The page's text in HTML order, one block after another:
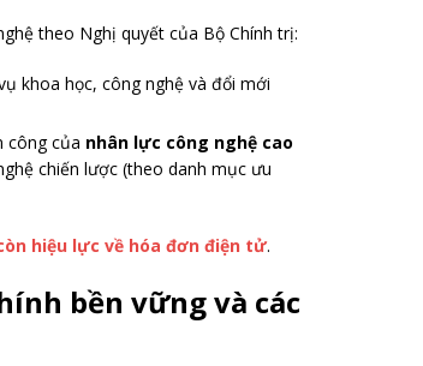
theo Nghị quyết của Bộ Chính trị:
khoa học, công nghệ và đổi mới
công của nhân lực công nghệ cao
chiến lược (theo danh mục ưu
hiệu lực về hóa đơn điện tử.
bền vững và các